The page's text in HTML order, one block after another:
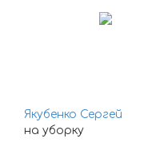
Якубенко Сергей
на уборку